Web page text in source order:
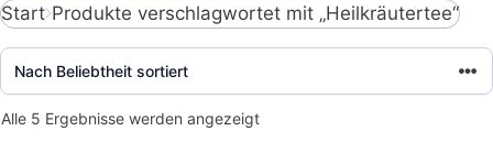
Start Produkte verschlagwortet mit „Heilkräutertee“
Alle 5 Ergebnisse werden angezeigtNach